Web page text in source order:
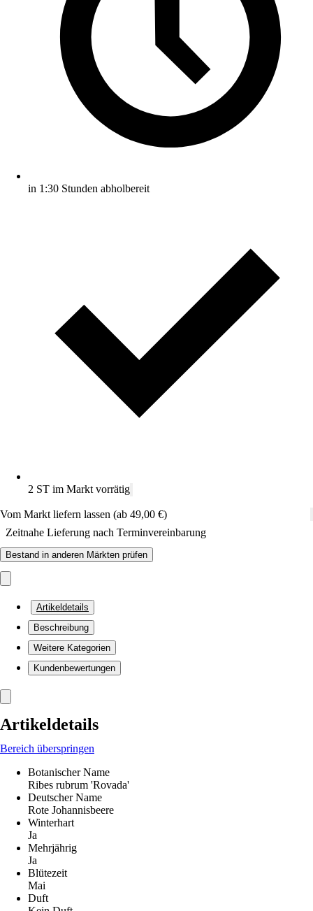
in 1:30 Stunden abholbereit
2 ST im Markt vorrätig
Vom Markt liefern lassen (ab 49,00 €)
Zeitnahe Lieferung nach Terminvereinbarung
Bestand in anderen Märkten prüfen
Artikeldetails
Beschreibung
Weitere Kategorien
Kundenbewertungen
Artikeldetails
Bereich überspringen
Botanischer Name
Ribes rubrum 'Rovada'
Deutscher Name
Rote Johannisbeere
Winterhart
Ja
Mehrjährig
Ja
Blütezeit
Mai
Duft